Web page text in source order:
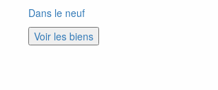
Dans le neuf
Voir les biens